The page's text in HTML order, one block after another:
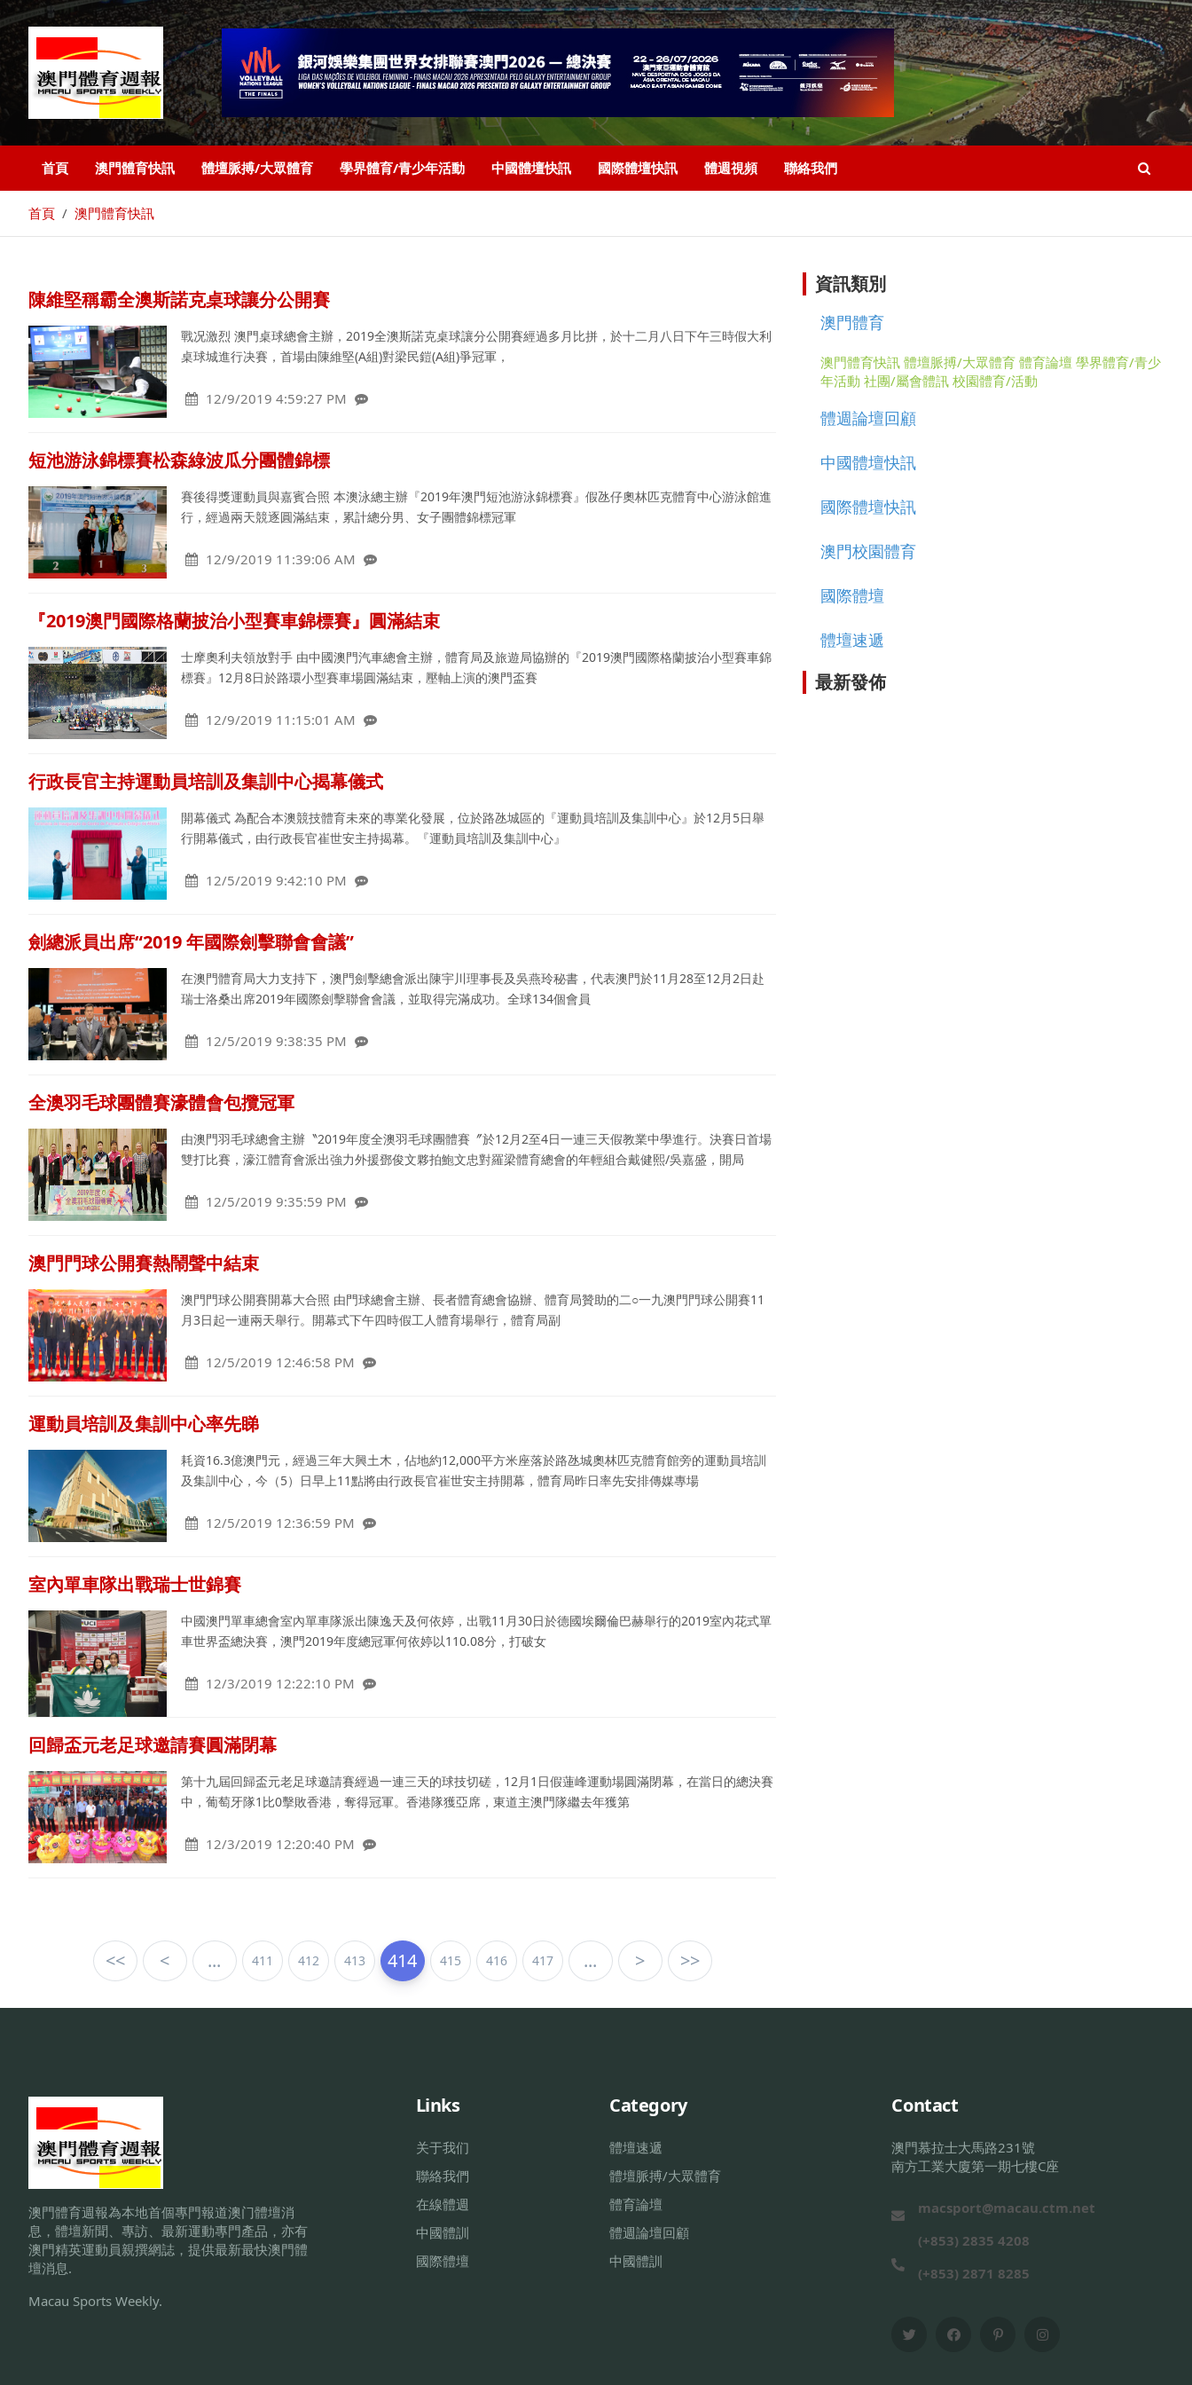
首頁 澳門體育快訊 體壇脈搏/大眾體育 學界體育/青少年活動 中國體壇快訊 國際體壇快訊 體週視頻 聯絡我們
首頁 澳門體育快訊
陳維堅稱霸全澳斯諾克桌球讓分公開賽
戰况激烈 澳門桌球總會主辦，2019全澳斯諾克桌球讓分公開賽經過多月比拼，於十二月八日下午三時假大利
桌球城進行决賽，首場由陳維堅(A組)對梁民鎧(A組)爭冠軍，
12/9/2019 4:59:27 PM
短池游泳錦標賽松森綠波瓜分團體錦標
賽後得獎運動員與嘉賓合照 本澳泳總主辦『2019年澳門短池游泳錦標賽』假氹仔奧林匹克體育中心游泳館進
行，經過兩天競逐圓滿結束，累計總分男、女子團體錦標冠軍
12/9/2019 11:39:06 AM
『2019澳門國際格蘭披治小型賽車錦標賽』圓滿結束
士摩奧利夫領放對手 由中國澳門汽車總會主辦，體育局及旅遊局協辦的『2019澳門國際格蘭披治小型賽車錦
標賽』12月8日於路環小型賽車場圓滿結束，壓軸上演的澳門盃賽
12/9/2019 11:15:01 AM
行政長官主持運動員培訓及集訓中心揭幕儀式
開幕儀式 為配合本澳競技體育未來的專業化發展，位於路氹城區的『運動員培訓及集訓中心』於12月5日舉
行開幕儀式，由行政長官崔世安主持揭幕。『運動員培訓及集訓中心』
12/5/2019 9:42:10 PM
劍總派員出席“2019 年國際劍擊聯會會議”
在澳門體育局大力支持下，澳門劍擊總會派出陳宇川理事長及吳燕玲秘書，代表澳門於11月28至12月2日赴
瑞士洛桑出席2019年國際劍擊聯會會議，並取得完滿成功。全球134個會員
12/5/2019 9:38:35 PM
全澳羽毛球團體賽濠體會包攬冠軍
由澳門羽毛球總會主辦〝2019年度全澳羽毛球團體賽〞於12月2至4日一連三天假教業中學進行。決賽日首場
雙打比賽，濠江體育會派出強力外援鄧俊文夥拍鮑文忠對羅梁體育總會的年輕組合戴健熙/吳嘉盛，開局
12/5/2019 9:35:59 PM
澳門門球公開賽熱鬧聲中結束
澳門門球公開賽開幕大合照 由門球總會主辦、長者體育總會協辦、體育局贊助的二○一九澳門門球公開賽11
月3日起一連兩天舉行。開幕式下午四時假工人體育場舉行，體育局副
12/5/2019 12:46:58 PM
運動員培訓及集訓中心率先睇
耗資16.3億澳門元，經過三年大興土木，佔地約12,000平方米座落於路氹城奧林匹克體育館旁的運動員培訓
及集訓中心，今（5）日早上11點將由行政長官崔世安主持開幕，體育局昨日率先安排傳媒專場
12/5/2019 12:36:59 PM
室內單車隊出戰瑞士世錦賽
中國澳門單車總會室內單車隊派出陳逸天及何依婷，出戰11月30日於德國埃爾倫巴赫舉行的2019室內花式單
車世界盃總決賽，澳門2019年度總冠軍何依婷以110.08分，打破女
12/3/2019 12:22:10 PM
回歸盃元老足球邀請賽圓滿閉幕
第十九屆回歸盃元老足球邀請賽經過一連三天的球技切磋，12月1日假蓮峰運動場圓滿閉幕，在當日的總決賽
中，葡萄牙隊1比0擊敗香港，奪得冠軍。香港隊獲亞席，東道主澳門隊繼去年獲第
12/3/2019 12:20:40 PM
<< < ... 411 412 413 414 415 416 417 ... > >>
資訊類別
澳門體育
澳門體育快訊 體壇脈搏/大眾體育 體育論壇 學界體育/青少
年活動 社團/屬會體訊 校園體育/活動
體週論壇回顧
中國體壇快訊
國際體壇快訊
澳門校園體育
國際體壇
體壇速遞
最新發佈
澳門體育週報為本地首個專門報道澳门體壇消
息，體壇新聞、專訪、最新運動專門產品，亦有
澳門精英運動員親撰網誌，提供最新最快澳門體
壇消息.
Macau Sports Weekly.
Links
关于我们
聯絡我們
在線體週
中國體訓
國際體壇
Category
體壇速遞
體壇脈搏/大眾體育
體育論壇
體週論壇回顧
中國體訓
Contact
澳門慕拉士大馬路231號
南方工業大廈第一期七樓C座
macsport@macau.ctm.net
(+853) 2835 4208
(+853) 2871 8285